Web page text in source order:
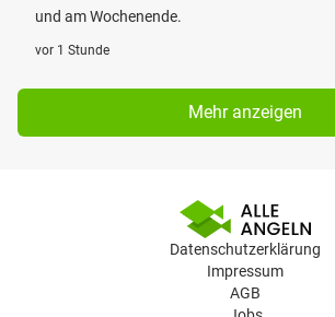
und am Wochenende.
vor 1 Stunde
Mehr anzeigen
Datenschutzerklärung
Impressum
AGB